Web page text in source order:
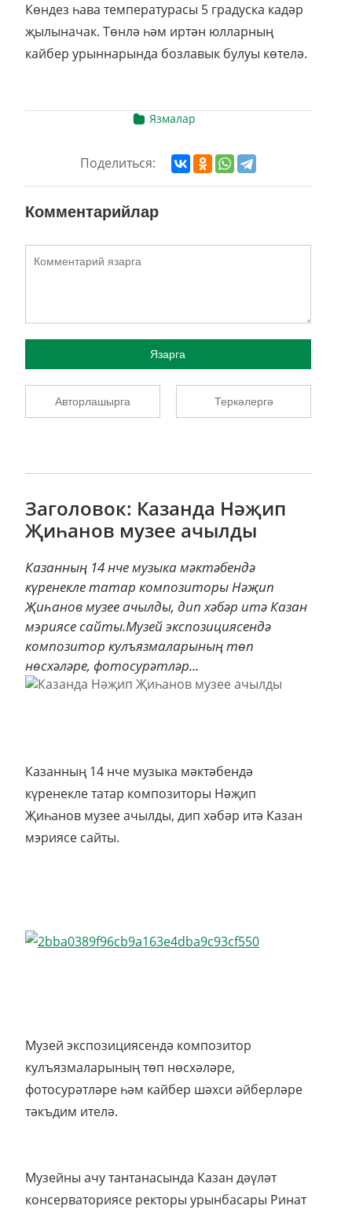
Көндез һава температурасы 5 градуска кадәр
җылыначак. Төнлә һәм иртән юлларның
кайбер урыннарында бозлавык булуы көтелә.
Язмалар
Поделиться:
Комментарийлар
Язарга
Авторлашырга Теркәлергә
Заголовок: Казанда Нәҗип
Җиһанов музее ачылды
Казанның 14 нче музыка мәктәбендә
күренекле татар композиторы Нәҗип
Җиһанов музее ачылды, дип хәбәр итә Казан
мэриясе сайты.Музей экспозициясендә
композитор кулъязмаларының төп
нөсхәләре, фотосурәтләр...
Казанның 14 нче музыка мәктәбендә
күренекле татар композиторы Нәҗип
Җиһанов музее ачылды, дип хәбәр итә Казан
мэриясе сайты.
Музей экспозициясендә композитор
кулъязмаларының төп нөсхәләре,
фотосурәтләре һәм кайбер шәхси әйберләре
тәкъдим ителә.
Музейны ачу тантанасында Казан дәүләт
консерваториясе ректоры урынбасары Ринат